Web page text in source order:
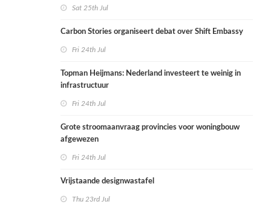
Sat 25th Jul
Carbon Stories organiseert debat over Shift Embassy
Fri 24th Jul
Topman Heijmans: Nederland investeert te weinig in
infrastructuur
Fri 24th Jul
Grote stroomaanvraag provincies voor woningbouw
afgewezen
Fri 24th Jul
Vrijstaande designwastafel
Thu 23rd Jul